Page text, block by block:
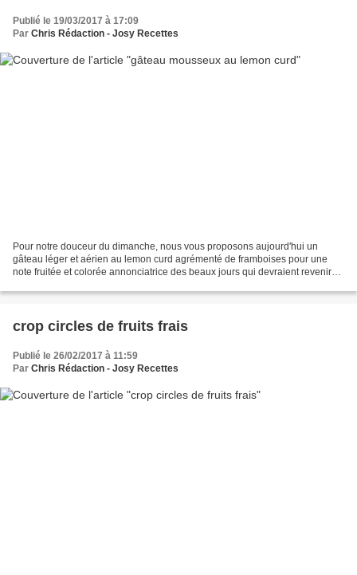
Publié le 19/03/2017 à 17:09
Par Chris Rédaction - Josy Recettes
Pour notre douceur du dimanche, nous vous proposons aujourd'hui un
gâteau léger et aérien au lemon curd agrémenté de framboises pour une
note fruitée et colorée annonciatrice des beaux jours qui devraient revenir
crop circles de fruits frais
Publié le 26/02/2017 à 11:59
Par Chris Rédaction - Josy Recettes